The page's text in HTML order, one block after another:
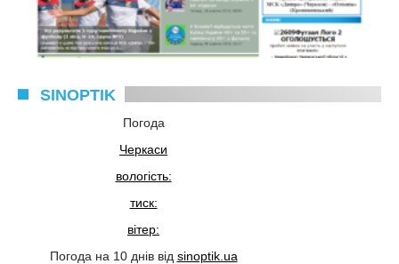
SINOPTIK
Погода
Черкаси
вологість:
тиск:
вітер:
Погода на 10 днів від sinoptik.ua